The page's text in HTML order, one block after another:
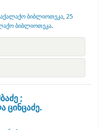
ბიბლიოთეკა,25
ბიბლიოთეკა.
;